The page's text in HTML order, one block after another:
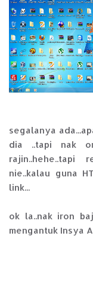
segalanya
dia ..tapi nak
nie..kalau guna
link...
ok la..nak iron
mengantuk Insya